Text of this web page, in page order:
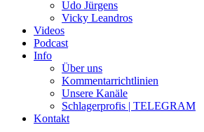
Udo Jürgens
Vicky Leandros
Videos
Podcast
Info
Über uns
Kommentarrichtlinien
Unsere Kanäle
Schlagerprofis | TELEGRAM
Kontakt